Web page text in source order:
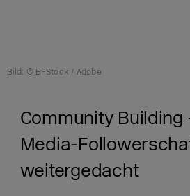
Bild: © EFStock / Adobe
Community Building
Media-
weitergedacht